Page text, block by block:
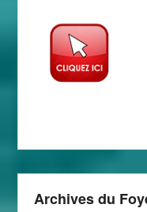
Archives du